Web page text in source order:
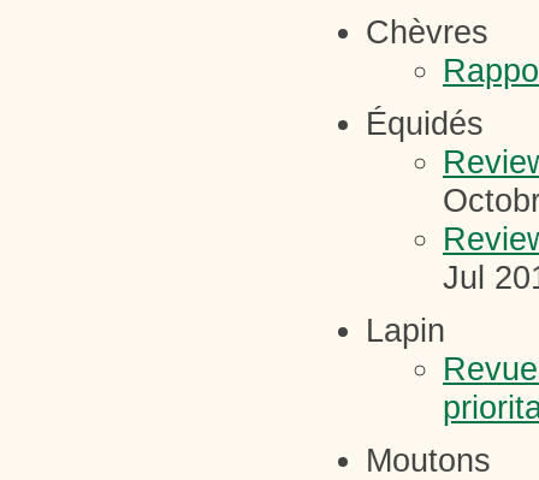
Chèvres
Équidés
Jul
Lapin
Moutons